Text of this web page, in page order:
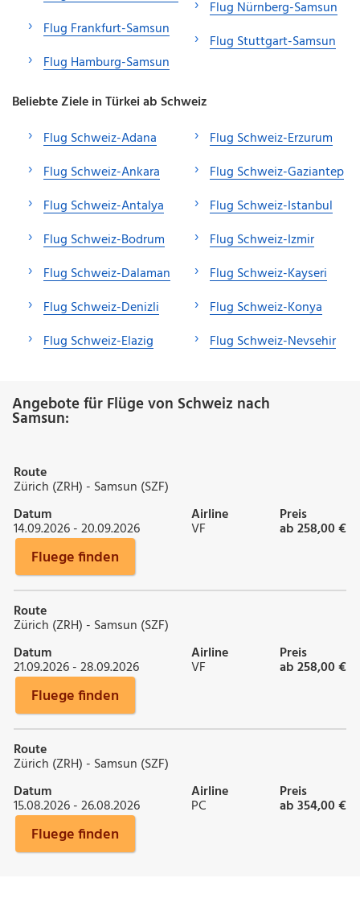
Flug Frankfurt-Samsun
Flug Hamburg-Samsun
Flug Nürnberg-Samsun
Flug Stuttgart-Samsun
Beliebte Ziele in Türkei ab Schweiz
Flug Schweiz-Adana
Flug Schweiz-Ankara
Flug Schweiz-Antalya
Flug Schweiz-Bodrum
Flug Schweiz-Dalaman
Flug Schweiz-Denizli
Flug Schweiz-Elazig
Flug Schweiz-Erzurum
Flug Schweiz-Gaziantep
Flug Schweiz-Istanbul
Flug Schweiz-Izmir
Flug Schweiz-Kayseri
Flug Schweiz-Konya
Flug Schweiz-Nevsehir
Angebote für Flüge von Schweiz nach
Samsun:
Route
Zürich (ZRH) - Samsun (SZF)
Datum
14.09.2026 - 20.09.2026
Airline
VF
Preis
ab 258,00 €
Fluege finden
Route
Zürich (ZRH) - Samsun (SZF)
Datum
21.09.2026 - 28.09.2026
Airline
VF
Preis
ab 258,00 €
Fluege finden
Route
Zürich (ZRH) - Samsun (SZF)
Datum
15.08.2026 - 26.08.2026
Airline
PC
Preis
ab 354,00 €
Fluege finden